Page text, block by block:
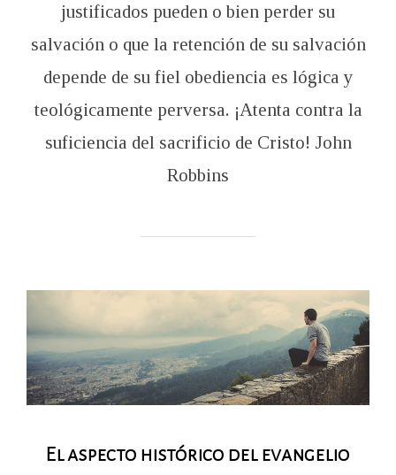
justificados pueden o bien perder su
salvación o que la retención de su salvación
depende de su fiel obediencia es lógica y
teológicamente perversa. ¡Atenta contra la
suficiencia del sacrificio de Cristo! John
Robbins
El aspecto histórico del evangelio